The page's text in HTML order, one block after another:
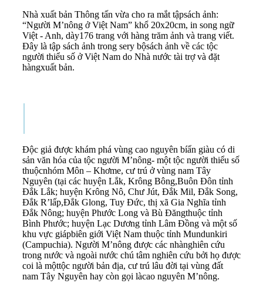
Nhà xuất bản Thông tấn vừa cho ra mắt tậpsách ảnh:
“Người M’nông ở Việt Nam” khổ 20x20cm, in song ngữ
Việt - Anh, dày176 trang với hàng trăm ảnh và trang viết.
Đây là tập sách ảnh trong sery bộsách ảnh về các tộc
người thiểu số ở Việt Nam do Nhà nước tài trợ và đặt
hàngxuất bản.
Độc giả được khám phá vùng cao nguyên bíẩn giàu có di
sản văn hóa của tộc người M’nông- một tộc người thiểu số
thuộcnhóm Môn – Khơme, cư trú ở vùng nam Tây
Nguyên (tại các huyện Lắk, Krông Bông,Buôn Đôn tỉnh
Đắk Lắk; huyện Krông Nô, Chư Jút, Đắk Mil, Đắk Song,
Đắk R’lấp,Đắk Glong, Tuy Đức, thị xã Gia Nghĩa tỉnh
Đắk Nông; huyện Phước Long và Bù Đăngthuộc tỉnh
Bình Phước; huyện Lạc Dương tỉnh Lâm Đồng và một số
khu vực giápbiên giới Việt Nam thuộc tỉnh Mundunkiri
(Campuchia). Người M’nông được các nhànghiên cứu
trong nước và ngoài nước chú tâm nghiên cứu bởi họ được
coi là mộttộc người bản địa, cư trú lâu đời tại vùng đất
nam Tây Nguyên hay còn gọi làcao nguyên M’nông.